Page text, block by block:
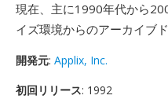
現在、主に1990年代から
イズ環境からのアーカイブ
開発元: Applix, Inc.
初回リリース: 1992